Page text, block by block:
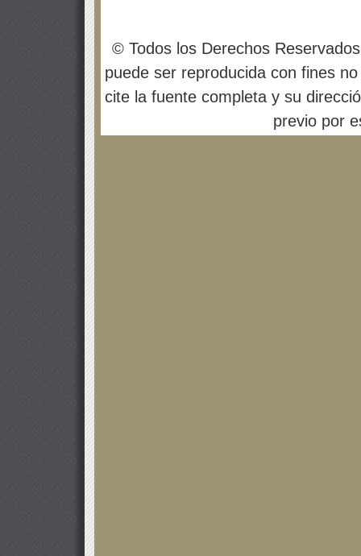
© Todos los Derechos
puede ser reproducida con fines
cite la fuente completa y su
previo por